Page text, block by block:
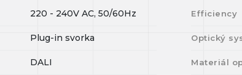
220 - 240V AC, 50/60Hz
Plug-in svorka
DALI
Efficiency
Optický
Materiál